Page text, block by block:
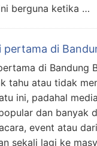
berguna ketika …
pertama di
di Bandung
tahu atau tidak
ini, padahal
dan banyak
event atau
sekali lagi ke